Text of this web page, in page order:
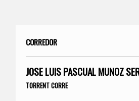
CORREDOR
JOSE LUIS PASCUAL MUNOZ
TORRENT CORRE